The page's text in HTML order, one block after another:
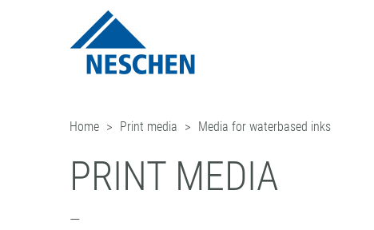
Home Print media Media for waterbased inks
PRINT MEDIA
—